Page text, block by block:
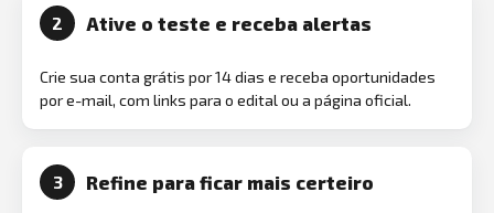
2 Ative o teste e receba alertas
Crie sua conta grátis por 14 dias e receba oportunidades
por e-mail, com links para o edital ou a página oficial.
3 Refine para ficar mais certeiro